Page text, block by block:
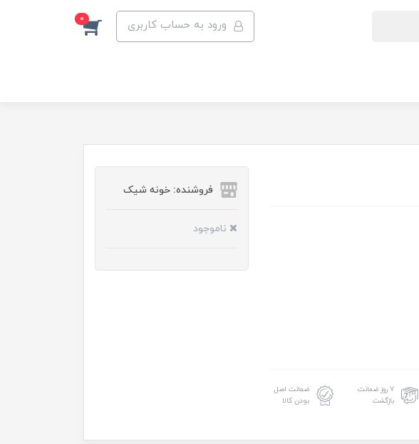
ورود به حساب کاربری 0
۷ روز ضمانت
بازگشت
ضمانت اصل
بودن کالا
فروشنده: خونه شیک
ناموجود